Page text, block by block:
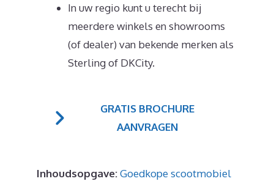
In uw regio kunt u terecht bij
meerdere winkels en showrooms
(of dealer) van bekende merken als
Sterling of DKCity.
GRATIS BROCHURE
AANVRAGEN
Inhoudsopgave:Goedkope scootmobiel